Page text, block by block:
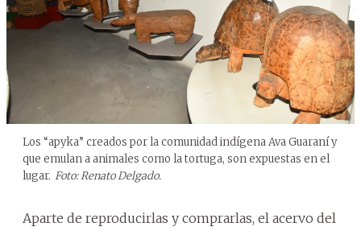
Los “apyka” creados por la comunidad indígena Ava Guaraní y
que emulan a animales como la tortuga, son expuestas en el
lugar. Foto: Renato Delgado.
Aparte de reproducirlas y comprarlas, el acervo del